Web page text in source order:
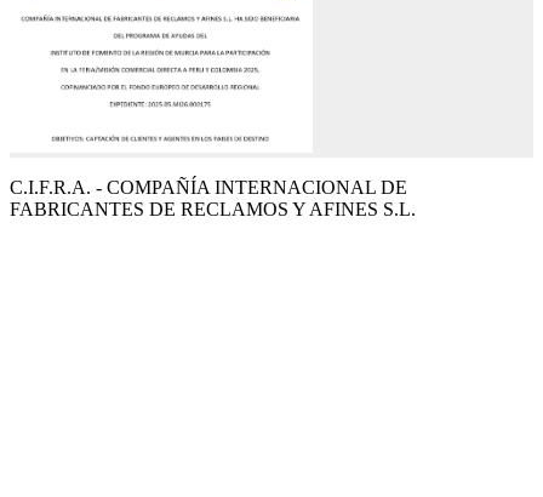
C.I.F.R.A. - COMPAÑÍA INTERNACIONAL DE
FABRICANTES DE RECLAMOS Y AFINES S.L.